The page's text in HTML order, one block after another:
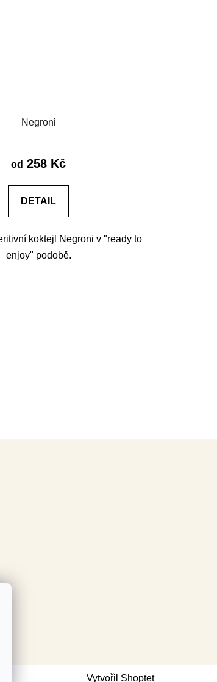
Negroni
od 258 Kč
DETAIL
koktejl Negroni v "ready to
enjoy" podobě.
Vytvořil Shoptet